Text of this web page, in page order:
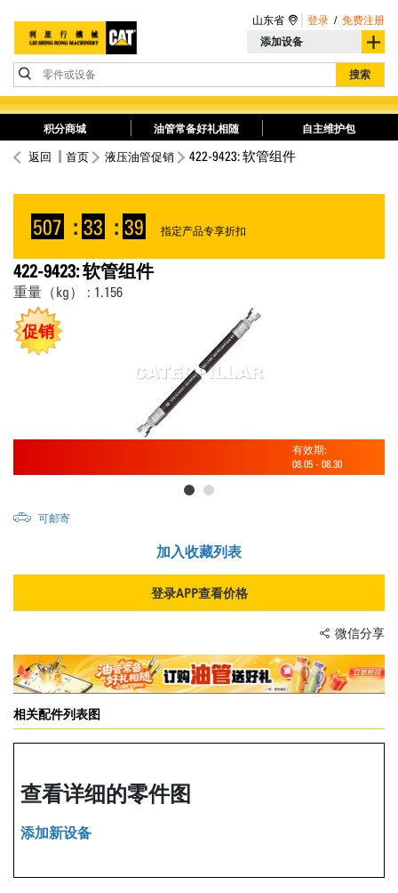
添加设备
零件或设备 搜索
山东省 登录 / 免费注册
积分商城 油管常备好礼相随 自主维护包
返回 首页 液压油管促销 422-9423: 软管组件
507 : 33 : 39 指定产品专享折扣
422-9423: 软管组件
重量（kg） : 1.156
促销
有效期:
08.05 - 08.30
可邮寄
加入收藏列表
登录APP查看价格
微信分享
相关配件列表图
查看详细的零件图
添加新设备